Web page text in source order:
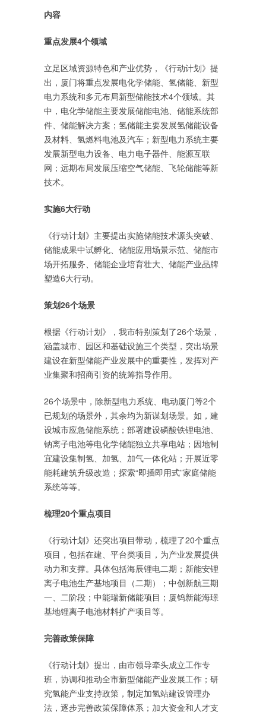
内容
重点发展4个领域
立足区域资源特色和产业优势，《行动计划》提
出，厦门将重点发展电化学储能、氢储能、新型
电力系统和多元布局新型储能技术4个领域。其
中，电化学储能主要发展储能电池、储能系统部
件、储能解决方案；氢储能主要发展氢储能设备
及材料、氢燃料电池及汽车；新型电力系统主要
发展新型电力设备、电力电子器件、能源互联
网；远期布局发展压缩空气储能、飞轮储能等新
技术。
实施6大行动
《行动计划》主要提出实施储能技术源头突破、
储能成果中试孵化、储能应用场景示范、储能市
场开拓服务、储能企业培育壮大、储能产业品牌
塑造6大行动。
策划26个场景
根据《行动计划》，我市特别策划了26个场景，
涵盖城市、园区和基础设施三个类型，突出场景
建设在新型储能产业发展中的重要性，发挥对产
业集聚和招商引资的统筹指导作用。
26个场景中，除新型电力系统、电动厦门等2个
已规划的场景外，其余均为新谋划场景。如，建
设城市应急储能系统；部署建设磷酸铁锂电池、
钠离子电池等电化学储能独立共享电站；因地制
宜建设集制氢、加氢、加气一体化站；开展近零
能耗建筑升级改造；探索“即插即用式”家庭储能
系统等等。
梳理20个重点项目
《行动计划》还突出项目带动，梳理了20个重点
项目，包括在建、平台类项目，为产业发展提供
动力和支撑。具体包括海辰锂电二期；新能安锂
离子电池生产基地项目（二期）；中创新航三期
一、二阶段；中能瑞新储能项目；厦钨新能海璟
基地锂离子电池材料扩产项目等。
完善政策保障
《行动计划》提出，由市领导牵头成立工作专
班，协调和推动全市新型储能产业发展工作；研
究氢能产业支持政策，制定加氢站建设管理办
法，逐步完善政策保障体系；加大资金和人才支